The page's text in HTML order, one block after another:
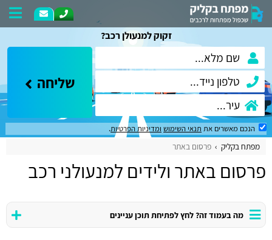
זקוק למנעולן רכב?
שליחה
הנכם מאשרים את תנאי השימוש ומדיניות הפרטיות.
מפתח בקליק פרסום באתר
פרסום באתר ולידים למנעולני רכב
מה בעמוד זה? לחץ לפתיחת תוכן עניינים